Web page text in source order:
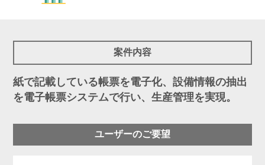
案件内容
紙で記載している帳票を電子化、設備情報の抽出
を電子帳票システムで行い、生産管理を実現。
ユーザーのご要望